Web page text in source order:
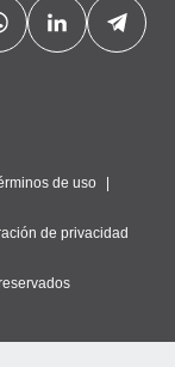
de uso
de privacidad